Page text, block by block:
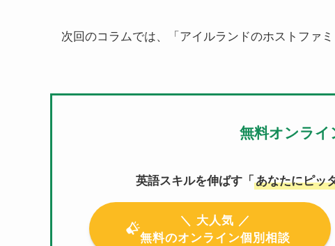
次回のコラムでは、「アイルランドのホストファミ
無料オンライ
英語スキルを伸ばす「あなたにピッ
＼ 大人気 ／
無料のオンライン個別相談